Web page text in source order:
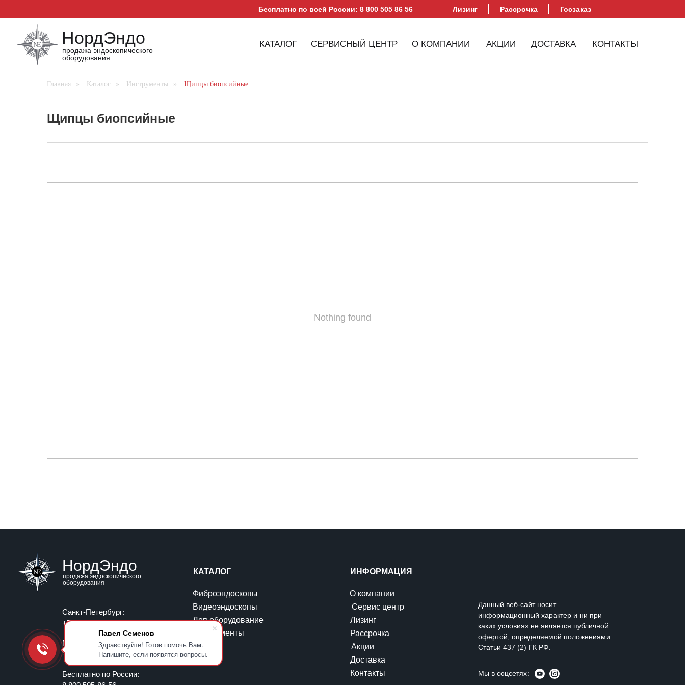
Павел Семенов
Здравствуйте! Готов помочь Вам.
Напишите, если появятся вопросы.
Бесплатно по всей России: 8 800 505 86 56 Лизинг Рассрочка Госзаказ
АКЦИИ ДОСТАВКА КОНТАКТЫ
КАТАЛОГ СЕРВИСНЫЙ ЦЕНТР О КОМПАНИИ
НордЭндо
продажа эндоскопического
оборудования
Главная » Каталог » Инструменты » Щипцы биопсийные
Щипцы биопсийные
Nothing found
КАТАЛОГ ИНФОРМАЦИЯ
Сервис центр
Лизинг
Рассрочка
Акции
Доставка
Контакты
НордЭндо
продажа эндоскопического
оборудования
Санкт-Петербург:
+7 (812) 426-11-26
Москва:
+7 (495) 145-35-32
Бесплатно по России:
Фиброэндоскопы
Видеоэндоскопы
Доп.оборудование
Данный веб-сайт носит
информационный характер и ни при
каких условиях не является публичной
офертой, определяемой положениями
Статьи 437 (2) ГК РФ.
Мы в соцсетях:
О компании
Инструменты